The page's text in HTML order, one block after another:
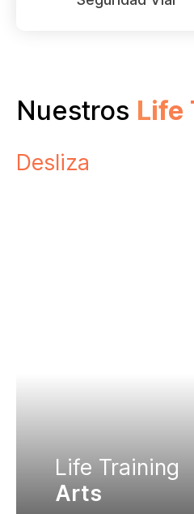
Nuestros Life
Desliza
Life Training
Arts
Life Training
Arts